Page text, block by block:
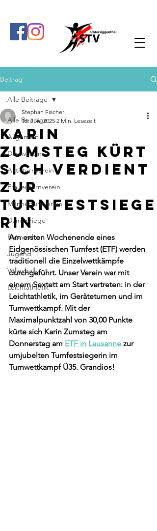
Beitrag
Alle Beiträge
Allgemein
Dachverein
Aktivturnverein
Frauenturnverein
Männerturnverein
Damenriege
Rhönrad
Jugend
Volleyball
Leichtathletik
Alle Beiträge
Karin
Zumsteg kürt
sich verdient
zur
Turnfestsiege
rin
Stephan Fischer
16. Juni 2025 2 Min. Lesezeit
Am ersten Wochenende eines
Eidgenössischen Turnfest (ETF) werden
traditionell die Einzelwettkämpfe
durchgeführt. Unser Verein war mit
einem Sextett am Start vertreten: in der
Leichtathletik, im Geräteturnen und im
Turnwettkampf. Mit der
Maximalpunktzahl von 30,00 Punkte
kürte sich Karin Zumsteg am
Donnerstag am ETF in Lausanne zur
umjubelten Turnfestsiegerin im
Turnwettkampf Ü35. Grandios!